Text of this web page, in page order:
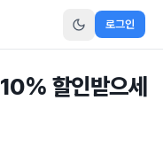
로그인
할인받으세